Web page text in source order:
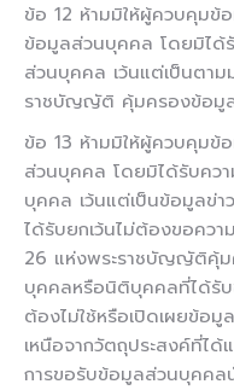
ข้อ 12 ห้ามมิให้ผู้ควบคุมข้
ข้อมูลส่วนบุคคล โดยมิได้
ส่วนบุคคล เว้นแต่เป็นตา
ราชบัญญัติ คุ้มครองข้อมู
ข้อ 13 ห้ามมิให้ผู้ควบคุมข้
ส่วนบุคคล โดยมิได้รับคว
บุคคล เว้นแต่เป็นข้อมูลข่า
ได้รับยกเว้นไม่ต้องขอคว
26 แห่งพระราชบัญญัติคุ้
บุคคลหรือนิติบุคคลที่ได้รั
ต้องไม่ใช้หรือเปิดเผยข้อ
เหนือจากวัตถุประสงค์ที่ไ
การขอรับข้อมูลส่วนบุคคล